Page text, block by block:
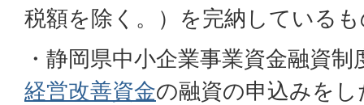
税額を除く。）を完納している
・静岡県中小企業事業資金融資
経営改善資金の融資の申込みを